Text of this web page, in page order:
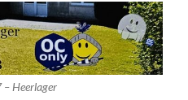
Heerlager